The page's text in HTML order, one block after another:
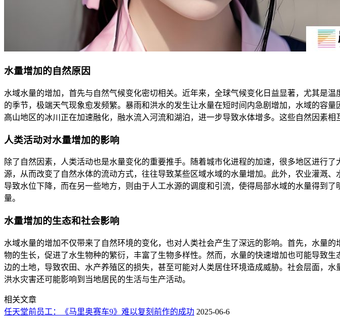
水量增加的自然原因
水域水量的增加，首先与自然气候变化密切相关。近年来，全球气候变化日益显著，尤其是
的季节，极端天气现象愈发频繁。暴雨和洪水的发生让水量在短时间内急剧增加，水域的容
高山地区的冰川正在加速融化，融水流入河流和湖泊，进一步导致水体增多。这些自然因素相
人类活动对水量增加的影响
除了自然因素，人类活动也是水量变化的重要推手。随着城市化进程的加速，很多地区进行
源，从而改变了自然水体的流动方式，往往导致某些区域水域的水量增加。此外，农业灌溉
导致水位下降，而在另一些地方，则由于人工水源的调度和引流，使得局部水域的水量得到
量。
水量增加的生态和社会影响
水域水量的增加不仅带来了自然环境的变化，也对人类社会产生了深远的影响。首先，水量
物的生长，促进了水生物种的繁衍，丰富了生物多样性。然而，水量的快速增加也可能导致
边的土地，导致农田、水产养殖区的损失，甚至可能对人类居住环境造成威胁。社会层面，
洪水灾害还可能影响到当地居民的生活与生产活动。
相关文章
任天堂前员工：《马里奥赛车9》难以复刻前作的成功 2025-06-6